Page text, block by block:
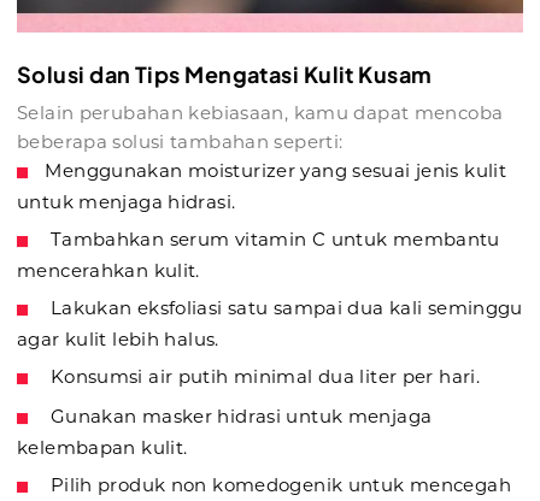
Solusi dan Tips Mengatasi Kulit Kusam
Selain perubahan kebiasaan, kamu dapat mencoba
beberapa solusi tambahan seperti:
Menggunakan moisturizer yang sesuai jenis kulit
untuk menjaga hidrasi.
Tambahkan serum vitamin C untuk membantu
mencerahkan kulit.
Lakukan eksfoliasi satu sampai dua kali seminggu
agar kulit lebih halus.
Konsumsi air putih minimal dua liter per hari.
Gunakan masker hidrasi untuk menjaga
kelembapan kulit.
Pilih produk non komedogenik untuk mencegah